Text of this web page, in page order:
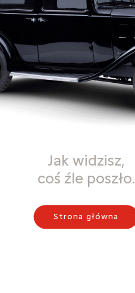
Jak widzisz,
coś źle poszło.
Strona główna